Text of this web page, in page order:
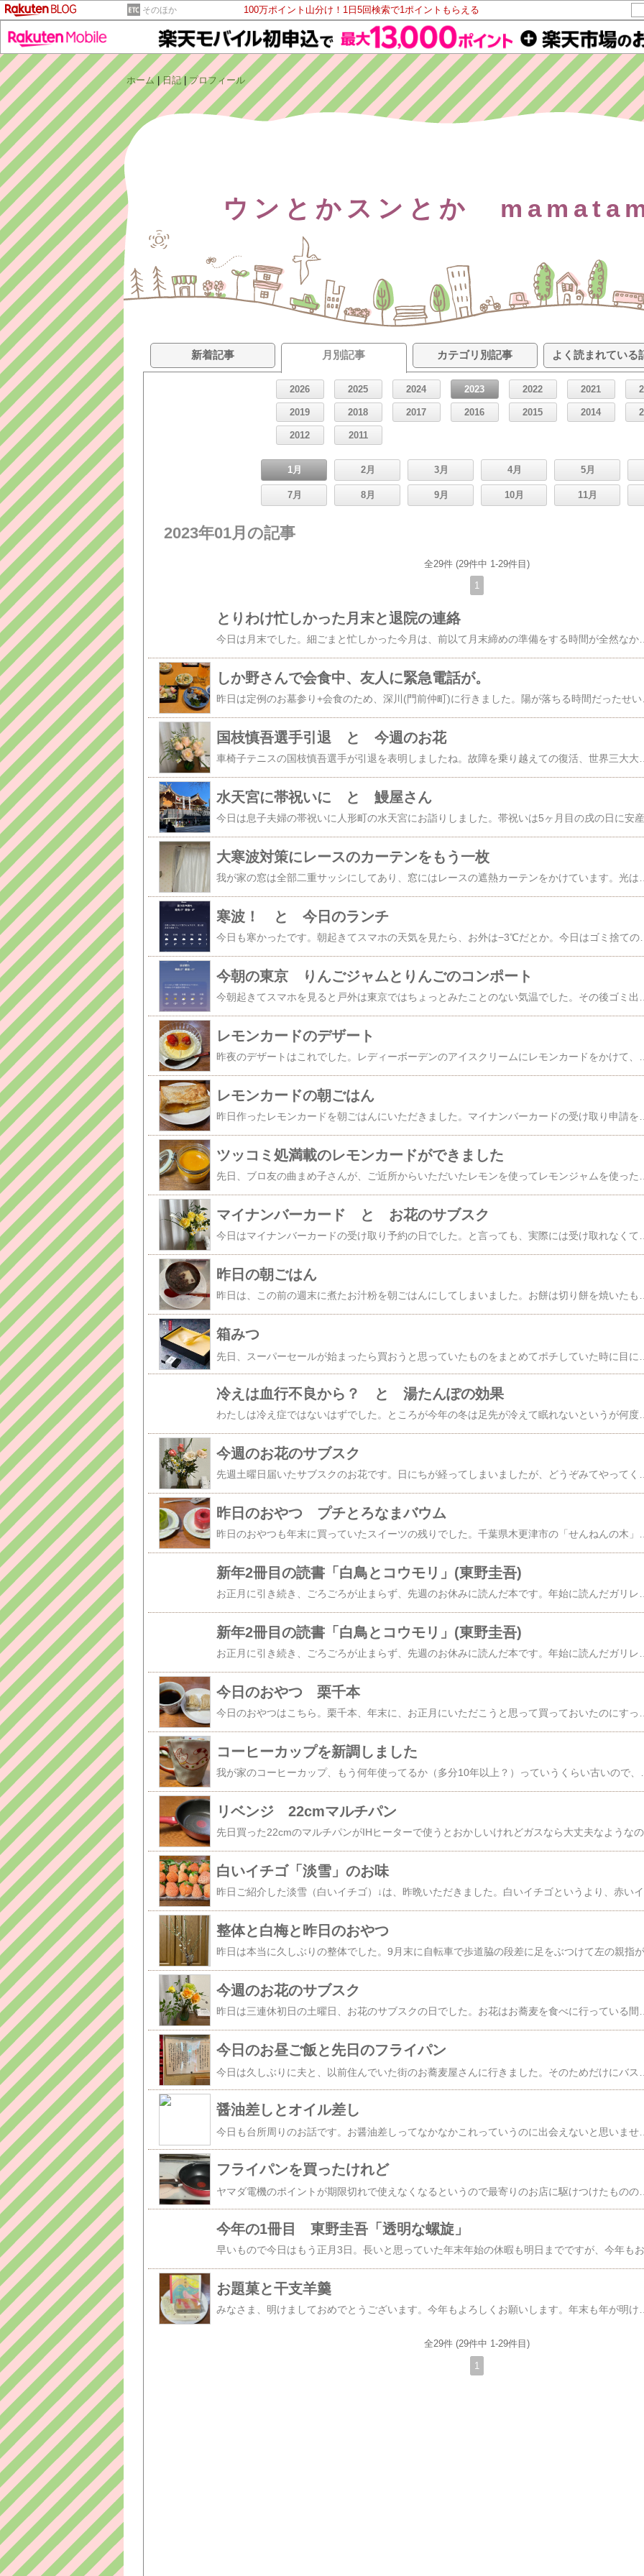
そのほか 100万ポイント山分け！1日5回検索で1ポイントもらえる
ホーム |日記| プロフィール
ウンとかスンとか
新着記事 月別記事 カテゴリ別記事 よく読まれている
2026 2025 2024 2023 2022 2021
2019 2018 2017 2016 2015 2014
2012 2011
1月 2月 3月 4月 5月
7月 8月 9月 10月 11月
2023年01月の記事
全29件 (29件中 1-29件目)
1
とりわけ忙しかった月末と退院の連絡
今日は月末でした。細ごまと忙しかった今月は、前以て月末締めの準備をする時間が全然なかったので、今日はお仕事が山盛りでした。それなのに、家の作業場でしないとならない仕事があったので、頑張ってそれをお昼過ぎに終わらせ、それから、銀行に寄ってお昼を買って、13時少し前に事務所に滑り込みました。半日潰れてしまいしたが、そこから、最低限今日のうちにおわらせないといけないことを猛ダッシュで片付けました。データを引っ張り出してプリントアウトして送信したら、次は別のデータをまとめて振り込みのリスト作成、月末支払いの振り込みをして、終わった！と時計を見たら14時58分でした。ひえー、あぶない！でも、セーフ！！ほっ。ってそんな間もなく、15時をすぎたので入金をチェック。経理係のお仕事はまだ残っていますが、銀行仕事が済んだので残りは後日することにして、電話やメールに取り掛かります。経理以外の書類仕事もたっぷり残っています。なので、切羽詰まっているものから順に、後回しにできるものは後回しにして、急ぎの事柄からちぎっては投げちぎっては投げ、必死でやっつけて、19時、最低限はなんとか片付いたので今日はおしまいにしました。ようやくスマホを見る時間ができたのでチェックしたら、昨日書いた友人からメールが入っていました。ご主人は倒れた時、3回意識を失ったのだそうですが、最初の一度は脱水が原因だと言われたそうです。後の2回の失神の原因は検査して調べるとのこと。それと、肺に影があるとのことで、それも検査するようです。今はご主人はお元気にしておいでだそうで、明日は退院とのこと、いずれにしても重篤な状態ではなさそうな感じで、少し安心しました。皆様にもご心配をおかけしましたが、暖かいコメントをたくさん、ありがとうございました。
しか野さんで会食中、友人に緊急電話が。
国枝慎吾選手引退 と 今週のお花
水天宮に帯祝いに と 鰻屋さん
大寒波対策にレースのカーテンをもう一枚
寒波！ と 今日のランチ
今日も寒かったです。朝起きてスマホの天気を見たら、お外は−3℃だとか。今日はゴミ捨てのない日なのでよかった！でも、12月の帳簿の締めが明日で、今日中に残高を合わせておかないとならなかったので、今日はいつもより1時間早く出かけましたが、いろいろ仕事が溜まっていて、そっちも最低限片付けただけで、山ほど積み残しができました。それなのに残高合わせにも手こずって、とくに銀行残が、見つけづらい記帳ミスが2件あったせいでなかなか合わなくて、終わったら20時！外に出たら、震えました。今は2℃ですって。明日は雨みたいだから、昼間は今日より気温が低そうです。今日は昼間は風が少し強かったけれど、日差しがあったので日向は暖かかったです。夫はゴルフだったので、ランチは外食☺️。息子と2人でまたいつものトンカツ屋さんに行きました。オーダーしたのは今週の週替わり定食ヒレカツとささみカツのネギ生姜のせです。カツだけどさっぱりして美味しかったです。と言っても、全部は食べきれません。いつも1切れか2切れは息子のお皿に移動していきます。トンカツ屋さんでランチができるのは、息子と一緒に仕事をしていることの、最大の特典かもしれません。
今朝の東京 りんごジャムとりんごのコンポート
レモンカードのデザート
レモンカードの朝ごはん
ツッコミ処満載のレモンカードができました
マイナンバーカード と お花のサブスク
昨日の朝ごはん
箱みつ
冷えは血行不良から？ と 湯たんぽの効果
今週のお花のサブスク
昨日のおやつ プチとろなまバウム
新年2冊目の読書「白鳥とコウモリ」(東野圭吾)
新年2冊目の読書「白鳥とコウモリ」(東野圭吾)
今日のおやつ 栗千本
コーヒーカップを新調しました
リベンジ 22cmマルチパン
先日買った22cmのマルチパンがIHヒーターで使うとおかしいけれどガスなら大丈夫なようなので息子
白いイチゴ「淡雪」のお味
整体と白梅と昨日のおやつ
今週のお花のサブスク
今日のお昼ご飯と先日のフライパン
醤油差しとオイル差し
今日も台所周りのお話です。お醤油差しってなかなかこれっていうのに出会えないと思いませんか？わたしは、長年お醤油刺し難民をしてきました。それが、何年か前、ブロ友のじぇりねこさんと一緒に行った「すみだガラス市」という東京下町の硝子工場がたくさん出店するガラス器の特売市でおまけ？にいただいた醤油差しが奇跡！と思うほど使いやすくて、ようやくいい醤油差しに出会えたと思っていました。ところが、夫は容量が50mlと極小サイズなのが気に入らなくて、すぐ空になると不満たらたら。空になったって洗って継ぎ足すのはわたし、自分は何をするわけでもないのに。最近は、新しくしないととか、買わないといけないとか、もうほんとにうるさくて、わたしの耳にはタコが住みつきそうでした。長年醤油刺し難民をしてきたわたしは、スーパーや雑貨屋さんでは人生最大くらいの僥倖に恵まれなかったら満足のいく醤油差しに出会えるとは思えないので、買いに行く気にもなれないでいました。それが、お正月休みの最後の日に、コーヒー用のマグカップを買い替えたいと思って楽天市場をうろうろしていた時に、どこのショップでもレビューが星4.5とか5とかいう醤油差しを見つけたのです。iwakiフタ付醤油差し（M） 5032-BK耐熱ガラス製の蓋付き醤油差しのシリーズです。容器の部分が耐熱ガラスのパイレックス製（ただし熱湯消毒はNG）で、全ての部品がバラバラになってすごく洗いやすそうです。液ダレも大丈夫そう。液ダレしないとほとんどのレビューアーが書いていました。容量が120mlでわたしが思っていたのより少し大きめなのですが、これならいいじゃない？とポチ。今日届いて、早速使いました。ノズルの見かけで思っていたのより、少量ずつ垂らすことができるし、軽く上を向けるだけでピタッと止まり、ほんとに液ダレしません。テーブルに嫌なお醤油の輪っかができる心配はなさそうです。満タンにせず八分目程度入れれば、早めに使い切れて、何ヶ月もテーブルに載りっぱなしで濃くなったりしないだろうと、そうしてみました。夫も使いやすいと満足気。全く人の苦労も知らないでいい気なもんだわ😮‍💨これを見つけた時、同じシリーズのオイル差しもあるのを見つけて、それも買いました。iwakiオイル差し250ml KS522-SVONオイル差しはフタが金属で密閉度が高いシリーズの方にしました。プラスティックフタのシリーズよりフタがしっかり閉まるようなので、倒れたり落としたりした時安心かと思ったのです。我が家では３升の缶入りの菜種油を買うので小分け容器は必須なのです。今までは有り合わせのものを使っていたので、それこそ液だれもひどくて、使いやすい小分け容器が欲しかったのです。早速油を入れてみました。今までは移し替える時かなり周りに油がこぼれたのですが、なぜかそんなこともなくて、左の今使っているはちみつ用の容器よりは格段に注ぎやすくて、そこは予想外のナイスでした。今日は炒め物はしなかったので、オイル差し機能の方は確認できませんでしたが、醤油差しと同じ機構のようですから、きっと使いやすいと思います。もし、お買いになるのでしたら、ここでご紹介したショップさんが、サイズが少ないのですがお値段は最安でした。
フライパンを買ったけれど
ヤマダ電機のポイントが期限切れで使えなくなるというので最寄りのお店に駆けつけたものの、特にほしい電気製品はやっぱり思いつかなくて、実店舗の中でヤマダモールにアクセスしてゲットしたフライパン✌️！これなんですけど。なんと、元日に届いて、大喜びで使い始めました。ところが、これが熱くなりません😩。その前にIHコンロが変な音がします。その上、変な振動がフライパンに伝わってきて、熱しているとスーっと何センチか横滑りするのです。これって多分その振動のせいですよね。音も振動も、最初はコンロが壊れたと思いました。でも、この家に引っ越してきた時に買った他のティファールは、ちゃんと使えていて、しっかり熱くなるし、変な振動もしません。もちろん横滑りもしないし。おかしいのはコンロではなくお鍋の方かも。ティファールって熱するとお鍋の真ん中の赤いマークが黒っぽくなって柄が消えるんですよね。それが鍋が適温まで暑くなったというお知らせなのですけど、今回買ったマルチパンは、5分熱してもマークの柄の色があまり変わらないのです。鍋の温度が上がらないせいか、肉も野菜もなかなか火が通りません。今日もハムを焼いてみたのですけど、下に出ている数字は火の強さで、上から3番目の強火です。ティファールはここまで強火て使ってはいけないはずなのですが、そうしないと熱くならないのです。フライパンの中にあるのはハムですが、これだけの強火で数分焼いたのに裏返してみるとこの程度にしか焼けていないのです。やはりおかしい。熱伝導が悪すぎるみたいです。別のティファール製品も使っているので、このブランドの製品全部がダメなわけではないということはわかっています。交換をお願いしてみようかと思います。
今年の1冊目 東野圭吾「透明な螺旋」
お題菓と干支羊羹
全29件 (29件中 1-29件目)
1